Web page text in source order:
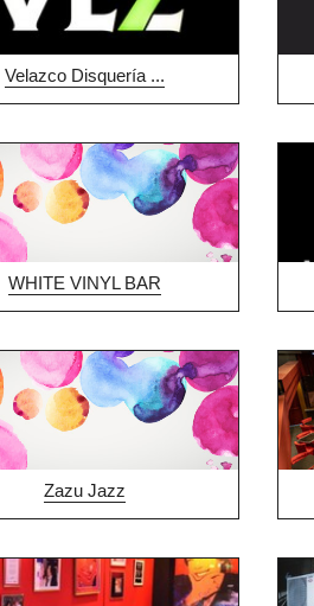
Velazco Disquería ...
WHITE VINYL BAR
Zazu Jazz